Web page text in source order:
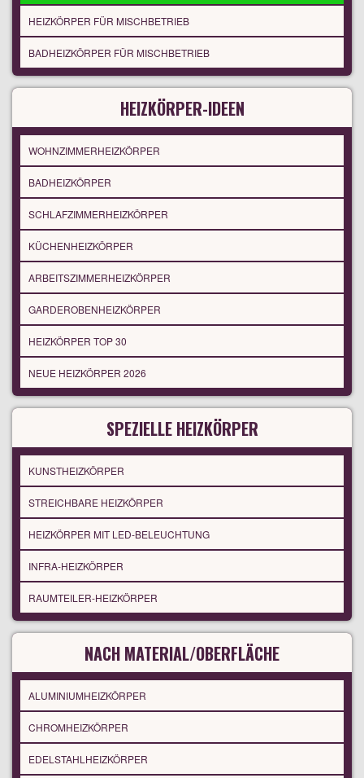
HEIZKÖRPER FÜR MISCHBETRIEB
BADHEIZKÖRPER FÜR MISCHBETRIEB
HEIZKÖRPER-IDEEN
WOHNZIMMERHEIZKÖRPER
BADHEIZKÖRPER
SCHLAFZIMMERHEIZKÖRPER
KÜCHENHEIZKÖRPER
ARBEITSZIMMERHEIZKÖRPER
GARDEROBENHEIZKÖRPER
HEIZKÖRPER TOP 30
NEUE HEIZKÖRPER 2026
SPEZIELLE HEIZKÖRPER
KUNSTHEIZKÖRPER
STREICHBARE HEIZKÖRPER
HEIZKÖRPER MIT LED-BELEUCHTUNG
INFRA-HEIZKÖRPER
RAUMTEILER-HEIZKÖRPER
NACH MATERIAL/OBERFLÄCHE
ALUMINIUMHEIZKÖRPER
CHROMHEIZKÖRPER
EDELSTAHLHEIZKÖRPER